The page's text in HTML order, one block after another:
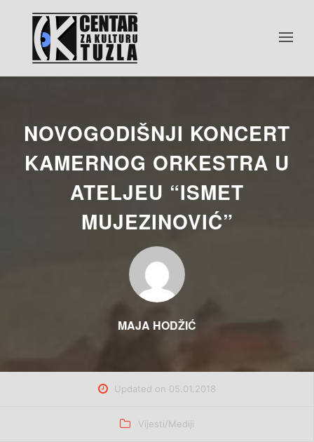
NOVOGODIŠNJI KONCERT
KAMERNOG ORKESTRA U
ATELJEU “ISMET
MUJEZINOVIĆ”
MAJA HODŽIĆ
Updated on 05.01.2018
Categories
Vijesti/Mediji